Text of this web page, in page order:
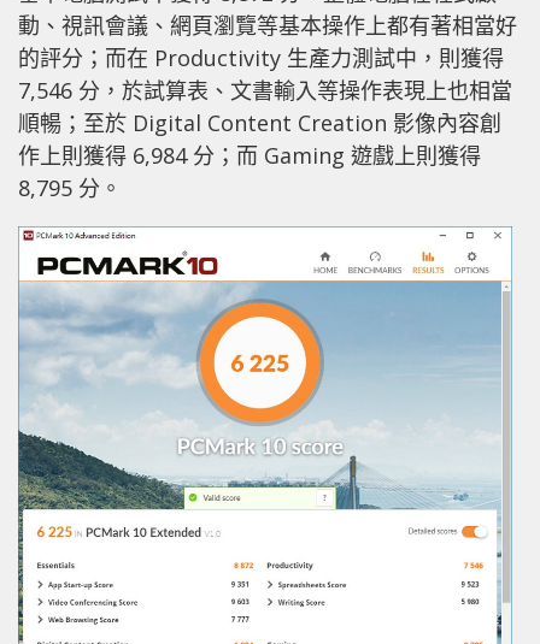
動、視訊會議、網頁瀏覽等基本操作上都有著相當好
的評分；而在 Productivity 生產力測試中，則獲得
7,546 分，於試算表、文書輸入等操作表現上也相當
順暢；至於 Digital Content Creation 影像內容創
作上則獲得 6,984 分；而 Gaming 遊戲上則獲得
8,795 分。